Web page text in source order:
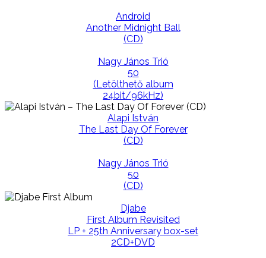
Android
Another Midnight Ball
(CD)
Nagy János Trió
50
(Letölthető album
24bit/96kHz)
Alapi István
The Last Day Of Forever
(CD)
Nagy János Trió
50
(CD)
Djabe
First Album Revisited
LP + 25th Anniversary box-set
2CD+DVD